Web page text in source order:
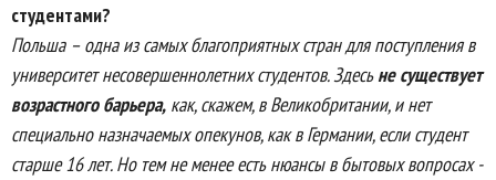
студентами?
Польша – одна из самых благоприятных стран для поступления в
университет несовершеннолетних студентов. Здесьне существует
возрастного барьера, как, скажем, в Великобритании, и нет
специально назначаемых опекунов, как в Германии, если студент
старше 16 лет. Но тем не менее есть нюансы в бытовых вопросах -